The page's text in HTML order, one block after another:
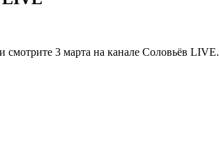
3 марта на канале Соловьёв LIVE.